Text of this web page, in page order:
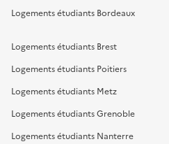
Logements étudiants Bordeaux
Logements étudiants Brest
Logements étudiants Poitiers
Logements étudiants Metz
Logements étudiants Grenoble
Logements étudiants Nanterre